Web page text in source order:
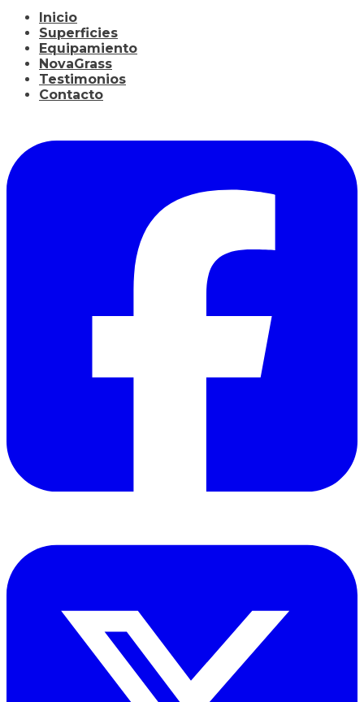
Inicio
Superficies
Equipamiento
NovaGrass
Testimonios
Contacto